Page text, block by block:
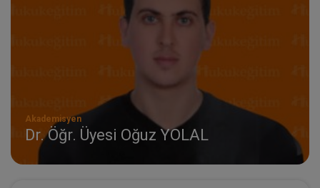
Akademisyen
Dr. Öğr. Üyesi Oğuz YOLAL